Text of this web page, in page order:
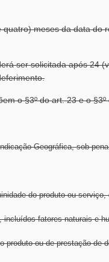
meses da data do
ser solicitada após 24
o §3º do art. 23 e o
Geográfica, sob
do produto ou serviço,
fatores naturais e
produto ou de prestação de